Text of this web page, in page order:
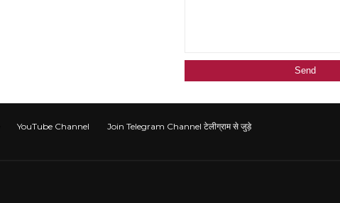
YouTube Channel
Join Telegram Channel टेलीग्राम से जुड़े